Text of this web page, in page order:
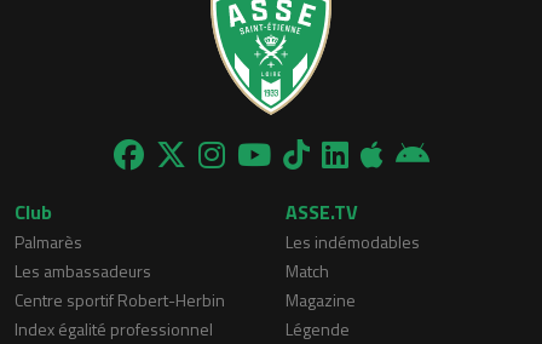
Club
Palmarès
Les ambassadeurs
Centre sportif Robert-Herbin
Index égalité professionnel
ASSE.TV
Les indémodables
Match
Magazine
Légende